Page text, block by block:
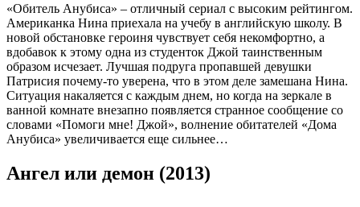
«Обитель Анубиса» – отличный сериал с высоким рейтингом.
Американка Нина приехала на учебу в английскую школу. В
новой обстановке героиня чувствует себя некомфортно, а
вдобавок к этому одна из студенток Джой таинственным
образом исчезает. Лучшая подруга пропавшей девушки
Патрисия почему-то уверена, что в этом деле замешана Нина.
Ситуация накаляется с каждым днем, но когда на зеркале в
ванной комнате внезапно появляется странное сообщение со
словами «Помоги мне! Джой», волнение обитателей «Дома
Анубиса» увеличивается еще сильнее…
Ангел или демон (2013)